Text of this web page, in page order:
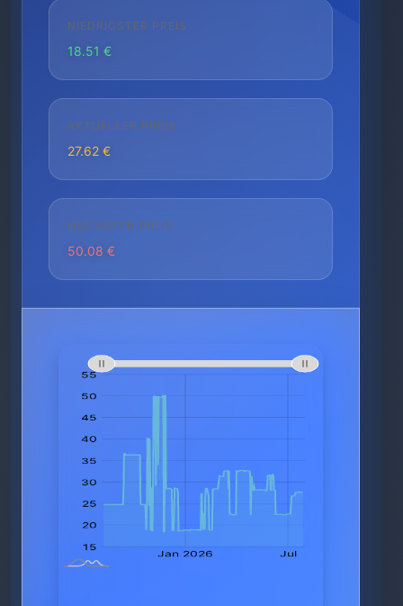
NIEDRIGSTER PREIS
18.51 €
AKTUELLER PREIS
27.62 €
HÖCHSTER PREIS
50.08 €